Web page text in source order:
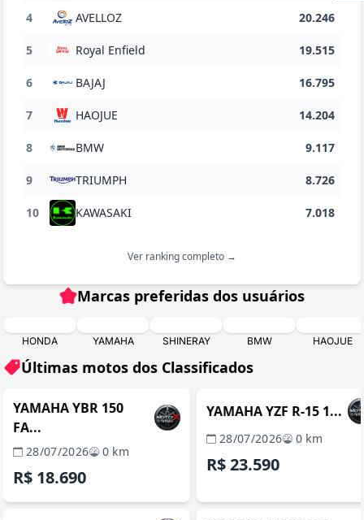
4 AVELLOZ 20.246
5 Royal Enfield 19.515
6 BAJAJ 16.795
7 HAOJUE 14.204
8 BMW 9.117
9 TRIUMPH 8.726
10 KAWASAKI 7.018
Ver ranking completo →
Marcas preferidas dos usuários
HONDA YAMAHA SHINERAY BMW HAOJUE
Últimas motos dos Classificados
REVENDA VERIFICADA
ITABORAÍ / RJ
YAMAHA YBR 150
FA...
28/07/2026 0 km
R$ 18.690
REVENDA VERIFICADA
YAMAHA YZF R-15 1...
28/07/2026 0 km
R$ 23.590